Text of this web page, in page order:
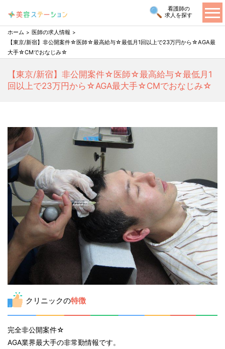
看護師の
求人を探す
ホーム
医師の求人情報
【東京/新宿】非公開案件☆医師☆最高給与☆最低月1回以上で23万円から☆AGA最
大手☆CMでおなじみ☆
【東京/新宿】非公開案件☆医師☆最高給与☆最低月1
回以上で23万円から☆AGA最大手☆CMでおなじみ☆
クリニックの特徴
完全非公開案件☆
AGA業界最大手の非常勤情報です。